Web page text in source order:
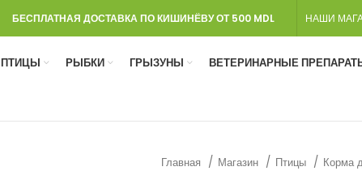
БЕСПЛАТНАЯ ДОСТАВКА ПО КИШИНЁВУ ОТ 500 MDL НАШИ
ПТИЦЫ РЫБКИ ГРЫЗУНЫ ВЕТЕРИНАРНЫЕ
Главная Магазин Птицы
Корма